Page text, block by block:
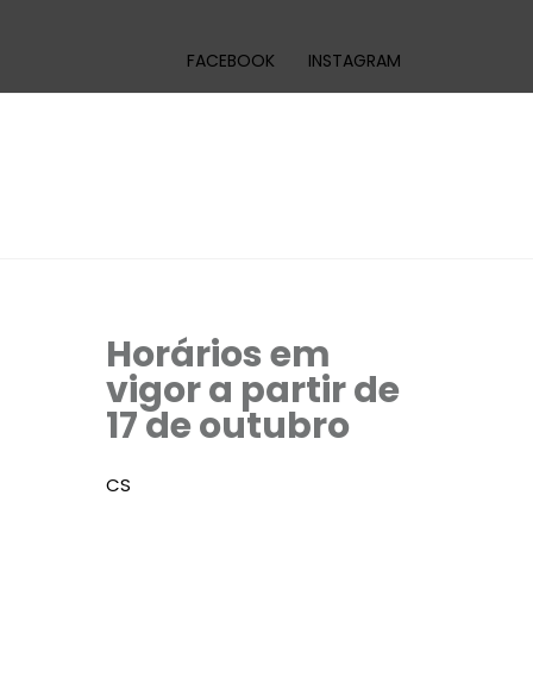
FACEBOOK INSTAGRAM
Horários em
vigor a partir de
17 de outubro
CS